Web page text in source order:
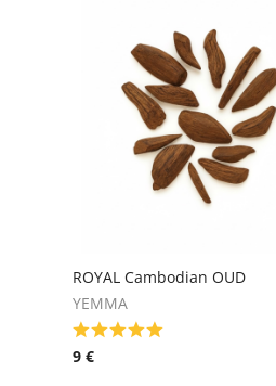
ROYAL Cambodian OUD
YEMMA
9 €